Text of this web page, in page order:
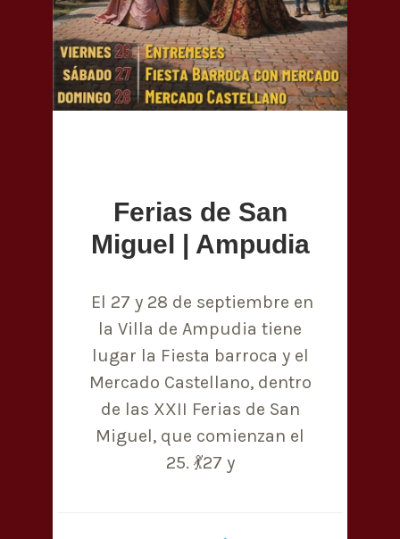
Ferias de San
Miguel | Ampudia
El 27 y 28 de septiembre en
la Villa de Ampudia tiene
lugar la Fiesta barroca y el
Mercado Castellano, dentro
de las XXII Ferias de San
Miguel, que comienzan el
25. 💃27 y